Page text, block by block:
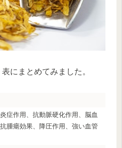
にまとめてみました。
症作用、抗動脈硬化作用、脳血
腫瘍効果、降圧作用、強い血管